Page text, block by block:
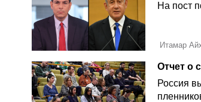
На пост
Отчет о
Россия